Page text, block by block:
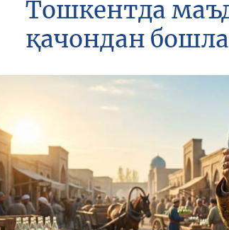
Тошкентда
қачондан